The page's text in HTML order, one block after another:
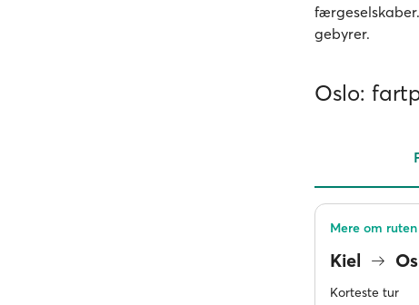
gebyrer.
Oslo:
Kiel
Korteste tur
Mere om